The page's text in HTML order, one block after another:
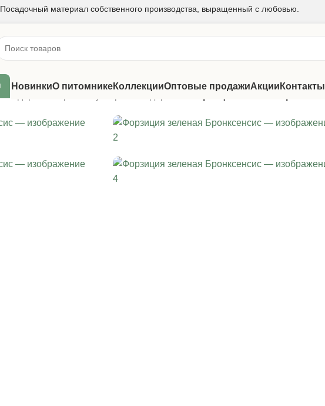
Посадочный материал собственного производства, выращенный с любовью.
НовинкиО питомникеКоллекцииОптовые продажиАкции Контакты